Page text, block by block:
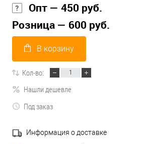
Опт — 450 руб.
Розница — 600 руб.
В корзину
Кол-во:
Нашли дешевле
Под заказ
Информация о доставке